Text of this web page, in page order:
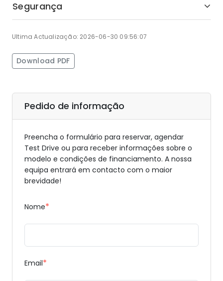
Segurança
Ultima Actualização: 2026-06-30 09:56:07
Download PDF
Pedido de informação
Preencha o formulário para reservar, agendar
Test Drive ou para receber informações sobre o
modelo e condições de financiamento. A nossa
equipa entrará em contacto com o maior
brevidade!
Nome*
Email*